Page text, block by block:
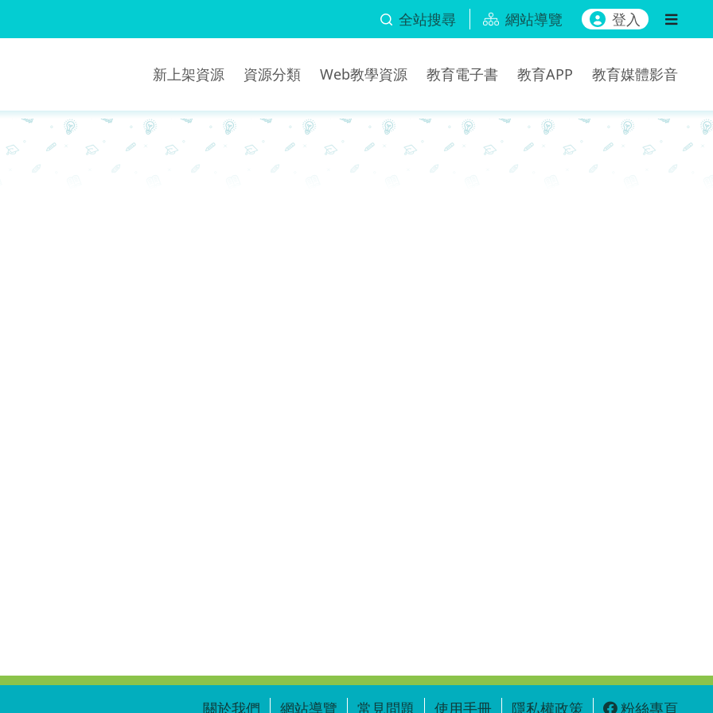
全站搜尋 網站導覽 登入
新上架資源 資源分類 Web教學資源 教育電子書 教育APP 教育媒體影音
關於我們 網站導覽 常見問題 使用手冊 隱私權政策 粉絲專頁